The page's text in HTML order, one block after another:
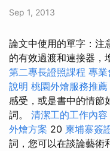
Sep 1, 2013
論文中使用的單字：注
的有效過渡和連接器，
第二專長證照課程 專業
說明 桃園外燴服務推薦
感受，或是書中的情節
詞。 清潔工的工作內容
外燴方案 20 柬埔寨簽
詞，您可以在談論藝術